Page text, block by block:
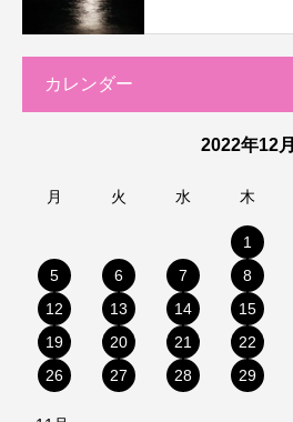
カレンダー
2022年12月
月 火 水 木
1
5
6 7 8
12
13 14 15
19
20 21 22
26
27 28 29